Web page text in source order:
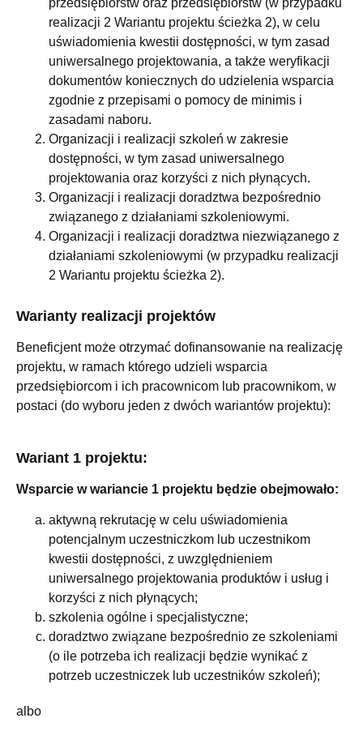
realizacji 2 Wariantu projektu ścieżka 2), w celu
uświadomienia kwestii dostępności, w tym zasad
uniwersalnego projektowania, a także weryfikacji
dokumentów koniecznych do udzielenia wsparcia
zgodnie z przepisami o pomocy de minimis i
zasadami naboru.
Organizacji i realizacji szkoleń w zakresie
dostępności, w tym zasad uniwersalnego
projektowania oraz korzyści z nich płynących.
Organizacji i realizacji doradztwa bezpośrednio
związanego z działaniami szkoleniowymi.
Organizacji i realizacji doradztwa niezwiązanego z
działaniami szkoleniowymi (w przypadku realizacji
2 Wariantu projektu ścieżka 2).
Warianty realizacji projektów
Beneficjent może otrzymać dofinansowanie na realizację
projektu, w ramach którego udzieli wsparcia
przedsiębiorcom i ich pracownicom lub pracownikom, w
postaci (do wyboru jeden z dwóch wariantów projektu):
Wariant 1 projektu:
Wsparcie w wariancie 1 projektu będzie obejmowało:
aktywną rekrutację w celu uświadomienia
potencjalnym uczestniczkom lub uczestnikom
kwestii dostępności, z uwzględnieniem
uniwersalnego projektowania produktów i usług i
korzyści z nich płynących;
szkolenia ogólne i specjalistyczne;
doradztwo związane bezpośrednio ze szkoleniami
(o ile potrzeba ich realizacji będzie wynikać z
potrzeb uczestniczek lub uczestników szkoleń);
albo